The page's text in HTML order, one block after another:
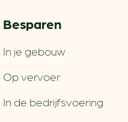
Besparen
In je gebouw
Op vervoer
In de bedrijfsvoering